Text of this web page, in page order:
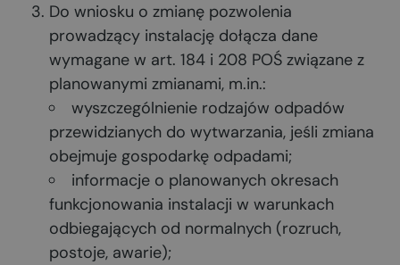
Do wniosku o zmianę pozwolenia
prowadzący instalację dołącza dane
wymagane w art. 184 i 208 POŚ związane z
planowanymi zmianami, m.in.:
wyszczególnienie rodzajów odpadów
przewidzianych do wytwarzania, jeśli zmiana
obejmuje gospodarkę odpadami;
informacje o planowanych okresach
funkcjonowania instalacji w warunkach
odbiegających od normalnych (rozruch,
postoje, awarie);